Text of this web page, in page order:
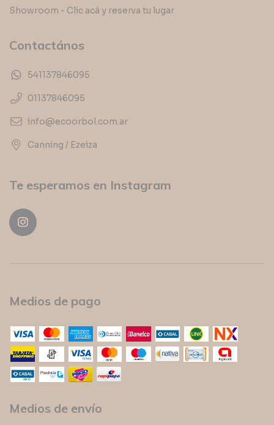
Showroom - Clic acá y reserva tu lugar
Contactános
541137846095
01137846095
info@ecoorbol.com.ar
Canning / Ezeiza
Te esperamos en Instagram
Medios de pago
Medios de envío